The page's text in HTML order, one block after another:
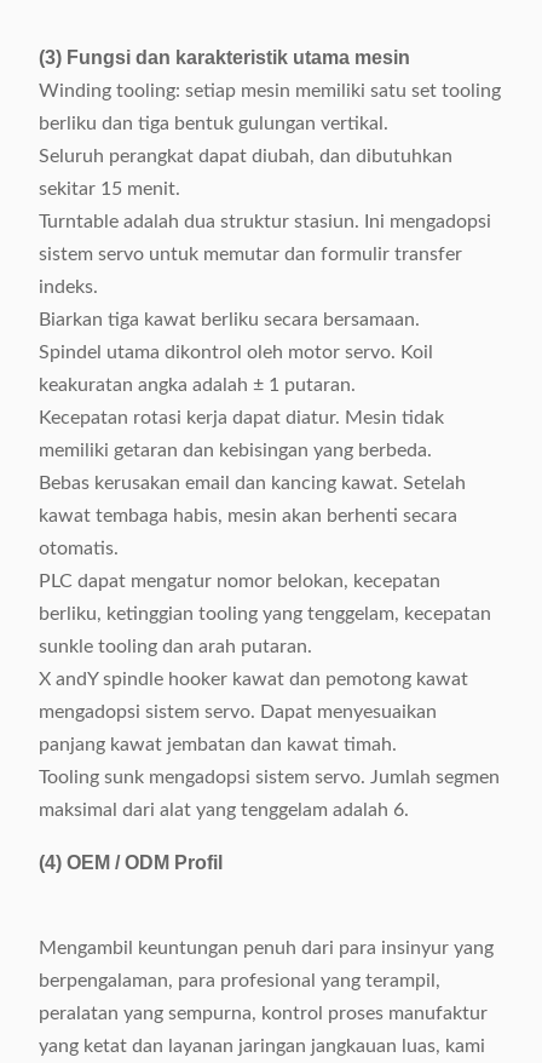
(3) Fungsi dan karakteristik utama mesin
Winding tooling: setiap mesin memiliki satu set tooling
berliku dan tiga bentuk gulungan vertikal.
Seluruh perangkat dapat diubah, dan dibutuhkan
sekitar 15 menit.
Turntable adalah dua struktur stasiun. Ini mengadopsi
sistem servo untuk memutar dan formulir transfer
indeks.
Biarkan tiga kawat berliku secara bersamaan.
Spindel utama dikontrol oleh motor servo. Koil
keakuratan angka adalah ± 1 putaran.
Kecepatan rotasi kerja dapat diatur. Mesin tidak
memiliki getaran dan kebisingan yang berbeda.
Bebas kerusakan email dan kancing kawat. Setelah
kawat tembaga habis, mesin akan berhenti secara
otomatis.
PLC dapat mengatur nomor belokan, kecepatan
berliku, ketinggian tooling yang tenggelam, kecepatan
sunkle tooling dan arah putaran.
X andY spindle hooker kawat dan pemotong kawat
mengadopsi sistem servo. Dapat menyesuaikan
panjang kawat jembatan dan kawat timah.
Tooling sunk mengadopsi sistem servo. Jumlah segmen
maksimal dari alat yang tenggelam adalah 6.
(4) OEM / ODM Profil
Mengambil keuntungan penuh dari para insinyur yang
berpengalaman, para profesional yang terampil,
peralatan yang sempurna, kontrol proses manufaktur
yang ketat dan layanan jaringan jangkauan luas, kami